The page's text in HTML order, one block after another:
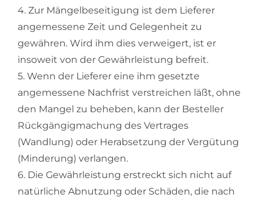
4. Zur Mängelbeseitigung ist dem Lieferer
angemessene Zeit und Gelegenheit zu
gewähren. Wird ihm dies verweigert, ist er
insoweit von der Gewährleistung befreit.
5. Wenn der Lieferer eine ihm gesetzte
angemessene Nachfrist verstreichen läßt, ohne
den Mangel zu beheben, kann der Besteller
Rückgängigmachung des Vertrages
(Wandlung) oder Herabsetzung der Vergütung
(Minderung) verlangen.
6. Die Gewährleistung erstreckt sich nicht auf
natürliche Abnutzung oder Schäden, die nach